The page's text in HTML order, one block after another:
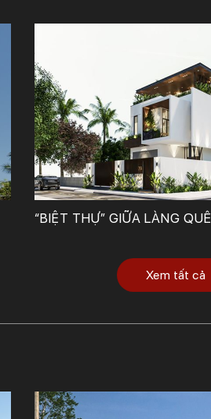
“BIỆT THỰ” GIỮA LÀNG QUÊ
Xem tất cả